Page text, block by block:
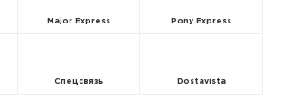
Major Express Pony Express
Спецсвязь Dostavista